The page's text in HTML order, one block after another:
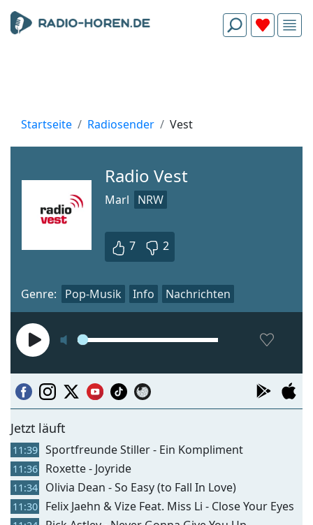
Startseite Radiosender Vest
Radio Vest
Marl NRW
7 2
Genre: Pop-Musik Info Nachrichten
Jetzt läuft
11:39 Sportfreunde Stiller - Ein Kompliment
11:36 Roxette - Joyride
11:34 Olivia Dean - So Easy (to Fall In Love)
11:30 Felix Jaehn & Vize Feat. Miss Li - Close Your Eyes